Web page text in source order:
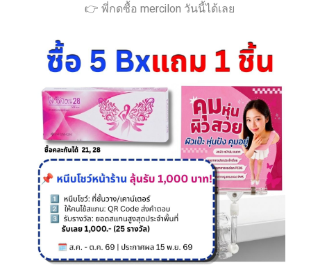
👉 พี่กดซื้อ mercilon วันนี้ได้เลย